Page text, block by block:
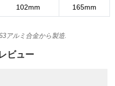
102mm 165mm
アルミ合金から製造.
ビュー